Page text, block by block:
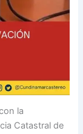
la
Catastral de